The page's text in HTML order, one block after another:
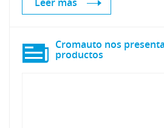
Cromauto nos
productos